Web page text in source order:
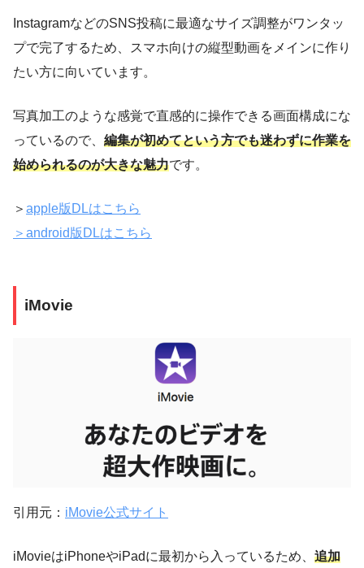
InstagramなどのSNS投稿に最適なサイズ調整がワンタッ
プで完了するため、スマホ向けの縦型動画をメインに作り
たい方に向いています。
写真加工のような感覚で直感的に操作できる画面構成にな
っているので、 編集が初めてという方でも迷わずに作業を
始められるのが大きな魅力です。
＞ apple版DLはこちら
＞android版DLはこちら
iMovie
引用元： iMovie公式サイト
iMovieはiPhoneやiPadに最初から入っているため、 追加